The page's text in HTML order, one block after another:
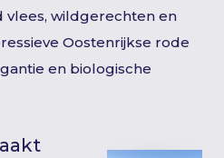
wildgerechten en
Oostenrijkse rode
en biologische